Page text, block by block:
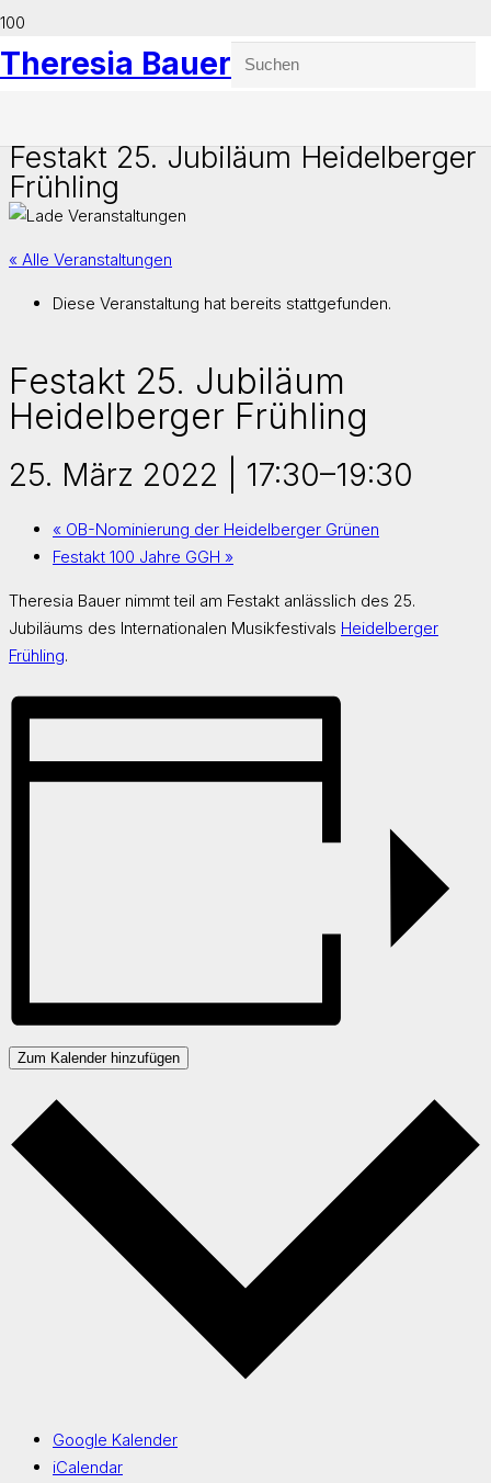
Theresia Bauer
Festakt 25. Jubiläum Heidelberger
Frühling
« Alle Veranstaltungen
Diese Veranstaltung hat bereits stattgefunden.
Festakt 25. Jubiläum
Heidelberger Frühling
25. März 2022 | 17:30–19:30
« OB-Nominierung der Heidelberger Grünen
Festakt 100 Jahre GGH »
Theresia Bauer nimmt teil am Festakt anlässlich des 25.
Jubiläums des Internationalen Musikfestivals Heidelberger
Frühling.
Zum Kalender hinzufügen
Google Kalender
iCalendar